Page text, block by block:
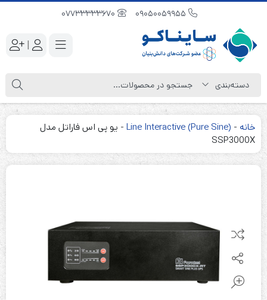
|
خانه -
Line Interactive (Pure Sine)
- یو پی اس فاراتل مدل
SSP3000X